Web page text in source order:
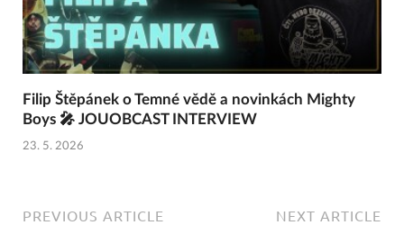
Filip Štěpánek o Temné vědě a novinkách Mighty
Boys 🎤 JOUOBCAST INTERVIEW
23. 5. 2026
PREVIOUS ARTICLE NEXT ARTICLE